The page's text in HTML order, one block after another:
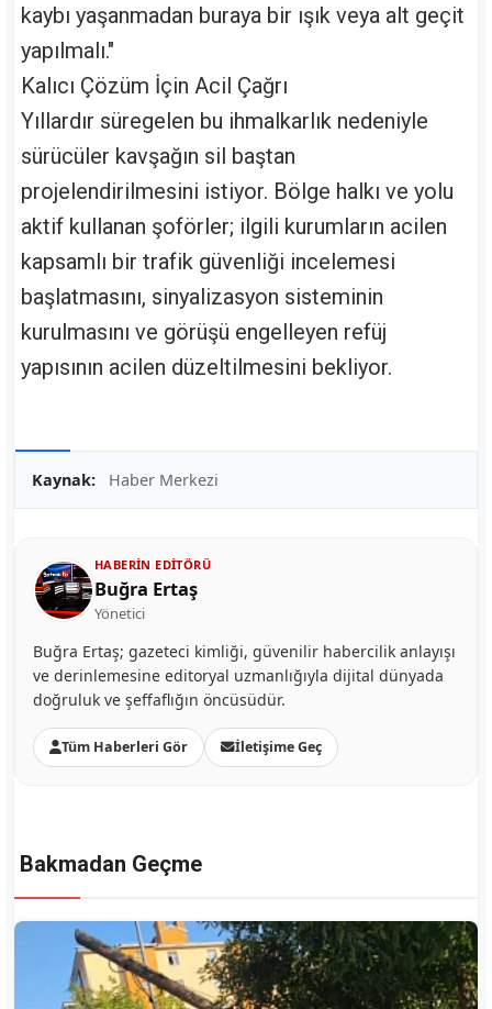
kaybı yaşanmadan buraya bir ışık veya alt geçit
yapılmalı."
Kalıcı Çözüm İçin Acil Çağrı
Yıllardır süregelen bu ihmalkarlık nedeniyle
sürücüler kavşağın sil baştan
projelendirilmesini istiyor. Bölge halkı ve yolu
aktif kullanan şoförler; ilgili kurumların acilen
kapsamlı bir trafik güvenliği incelemesi
başlatmasını, sinyalizasyon sisteminin
kurulmasını ve görüşü engelleyen refüj
yapısının acilen düzeltilmesini bekliyor.
Kaynak: Haber Merkezi
HABERIN EDITÖRÜ
Buğra Ertaş
Yönetici
Buğra Ertaş; gazeteci kimliği, güvenilir habercilik anlayışı
ve derinlemesine editoryal uzmanlığıyla dijital dünyada
doğruluk ve şeffaflığın öncüsüdür.
Tüm Haberleri Gör İletişime Geç
Bakmadan Geçme